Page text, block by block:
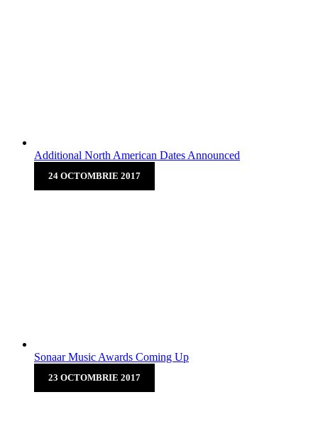
Additional North American Dates Announced
24 OCTOMBRIE 2017
Sonaar Music Awards Coming Up
23 OCTOMBRIE 2017